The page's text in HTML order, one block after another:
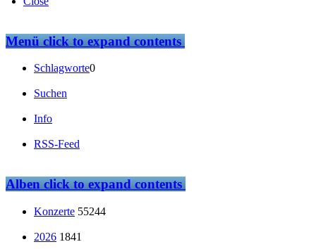
Menüclick to expand contents
Schlagworte0
Suchen
Info
RSS-Feed
Albenclick to expand contents
Konzerte 55244
2026 1841